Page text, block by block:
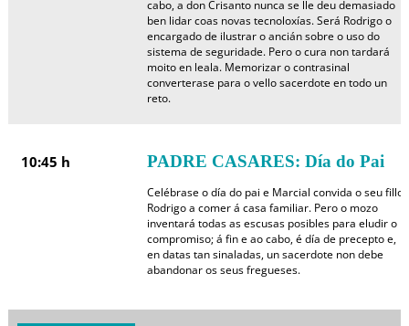
cabo, a don Crisanto nunca se lle deu demasiado
ben lidar coas novas tecnoloxías. Será Rodrigo o
encargado de ilustrar o ancián sobre o uso do
sistema de seguridade. Pero o cura non tardará
moito en leala. Memorizar o contrasinal
converterase para o vello sacerdote en todo un
reto.
10:45 h PADRE CASARES: Día do Pai
Celébrase o día do pai e Marcial convida o seu fillo
Rodrigo a comer á casa familiar. Pero o mozo
inventará todas as escusas posibles para eludir o
compromiso; á fin e ao cabo, é día de precepto e,
en datas tan sinaladas, un sacerdote non debe
abandonar os seus fregueses.